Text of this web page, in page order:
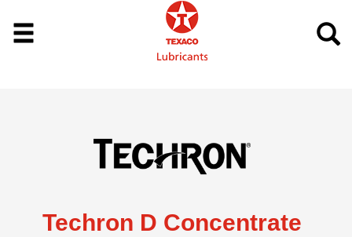
Techron D Concentrate